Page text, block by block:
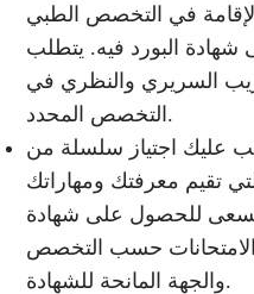
في التخصص الطبي
البورد فيه. يتطلب
السريري والنظري في
التخصص المحدد.
عليك اجتياز سلسلة من
التي تقيم معرفتك ومهاراتك
للحصول على شهادة
الامتحانات حسب التخصص
والجهة المانحة للشهادة.